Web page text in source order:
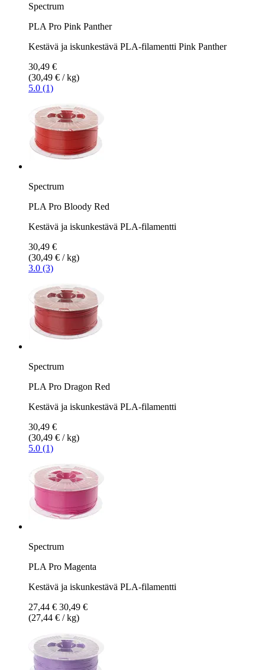
Spectrum
PLA Pro Pink Panther
Kestävä ja iskunkestävä PLA-filamentti Pink Panther
30,49 €
(30,49 € / kg)
5.0 (1)
Spectrum
PLA Pro Bloody Red
Kestävä ja iskunkestävä PLA-filamentti
30,49 €
(30,49 € / kg)
3.0 (3)
Spectrum
PLA Pro Dragon Red
Kestävä ja iskunkestävä PLA-filamentti
30,49 €
(30,49 € / kg)
5.0 (1)
Spectrum
PLA Pro Magenta
Kestävä ja iskunkestävä PLA-filamentti
27,44 € 30,49 €
(27,44 € / kg)